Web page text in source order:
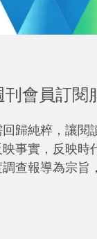
會員訂閱
歸純粹，讓閱
事實，反映時
查報導為宗旨